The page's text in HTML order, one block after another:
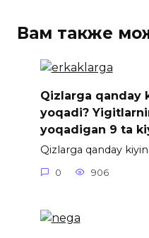
Вам также
Qizlarga qanday
yoqadi?
yoqadigan 9 ta
Qizlarga qanday
0 906